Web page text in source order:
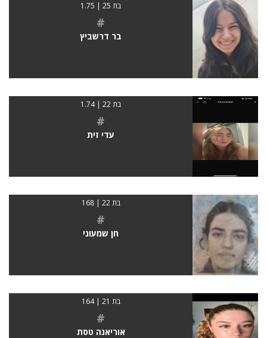
בת 25 | 1.75
#
בר דרשביץ
בת 22 | 1.74
#
עדי זית
בת 22 | 168
#
חן שמעוני
בת 21 | 164
#
אוריאנה טסת